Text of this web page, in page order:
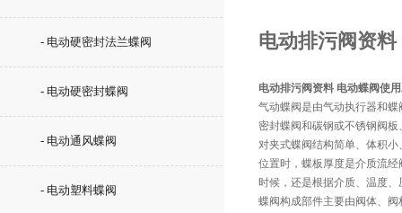
- 电动硬密封法兰蝶阀
- 电动硬密封蝶阀
- 电动通风蝶阀
- 电动塑料蝶阀
电动排污阀资
电动排污阀资料 电动蝶阀使
气动蝶阀是由气动执行器和
密封蝶阀和碳钢或不锈钢阀
对夹式蝶阀结构简单、体积
位置时，蝶板厚度是介质流
时候，还是根据介质、温度
蝶阀构成部件主要由阀体、